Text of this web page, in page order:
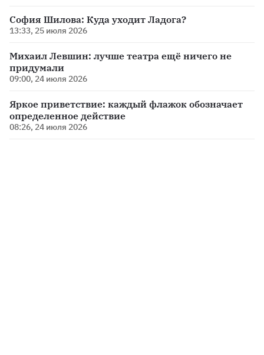
София Шилова: Куда уходит Ладога?
13:33, 25 июля 2026
Михаил Левшин: лучше театра ещё ничего не
придумали
09:00, 24 июля 2026
Яркое приветствие: каждый флажок обозначает
определенное действие
08:26, 24 июля 2026